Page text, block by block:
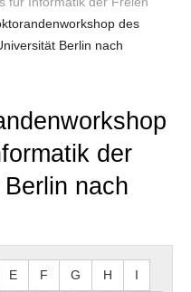
des
Berlin nach
der
nach
E F G H I